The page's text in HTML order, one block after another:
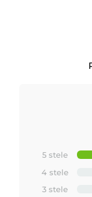
5 stele
4 stele
3 stele